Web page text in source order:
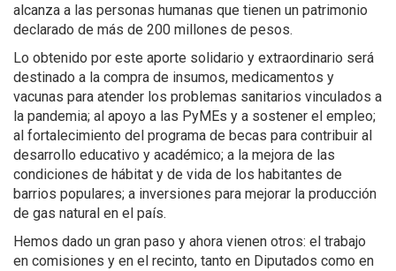
alcanza a las personas humanas que tienen un patrimonio
declarado de más de 200 millones de pesos.
Lo obtenido por este aporte solidario y extraordinario será
destinado a la compra de insumos, medicamentos y
vacunas para atender los problemas sanitarios vinculados a
la pandemia; al apoyo a las PyMEs y a sostener el empleo;
al fortalecimiento del programa de becas para contribuir al
desarrollo educativo y académico; a la mejora de las
condiciones de hábitat y de vida de los habitantes de
barrios populares; a inversiones para mejorar la producción
de gas natural en el país.
Hemos dado un gran paso y ahora vienen otros: el trabajo
en comisiones y en el recinto, tanto en Diputados como en